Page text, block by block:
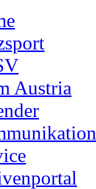
Austria